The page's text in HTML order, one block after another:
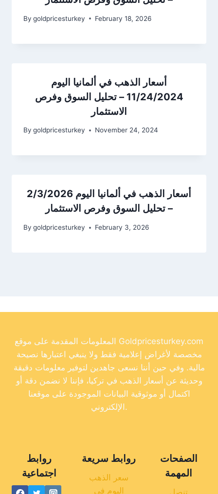
By goldpricesturkey February 18, 2026
أسعار الذهب في ألمانيا اليوم
11/24/2024 – تحليل السوق وفرص
الاستثمار
By goldpricesturkey November 24, 2024
أسعار الذهب في ألمانيا اليوم 2/3/2026
– تحليل السوق وفرص الاستثمار
By goldpricesturkey February 3, 2026
المعلومات المقدمة على موقع Goldpricesturkey.com
مخصصة لأغراض إعلامية فقط ولا ينبغي اعتبارها نصيحة
مالية. وفي حين أننا نسعى جاهدين لتوفير معلومات دقيقة
وحديثة عن أسعار الذهب في تركيا، فإننا لا نضمن دقة أو
اكتمال أو موثوقية البيانات الموجودة على موقعنا
الإلكتروني.
روابط
اجتماعية
روابط سريعة
سعر الذهب
اليوم في
الصفحات
المهمة